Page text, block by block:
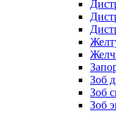
Зоб
Зоб
Зоб